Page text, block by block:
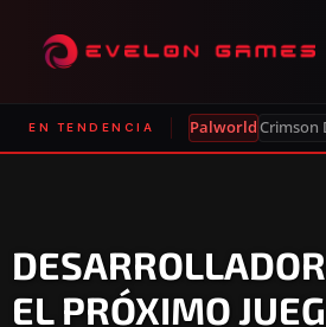
EN TENDENCIA PalworldCrimson
EL PRÓXIMO